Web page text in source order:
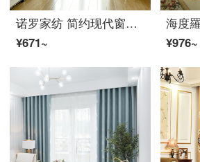
诺罗家纺 简约现代窗帘成品灰色 卧室客厅办公室落地窗飘窗短帘高遮光夏季防晒隔热 灰色布普通挂钩 宽2米*高2米/1片
¥671~
¥976~